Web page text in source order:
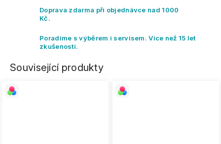
Doprava zdarma při objednávce nad 1000
Kč.
Poradíme s výběrem i servisem. Více než 15 let
zkušeností.
Související produkty